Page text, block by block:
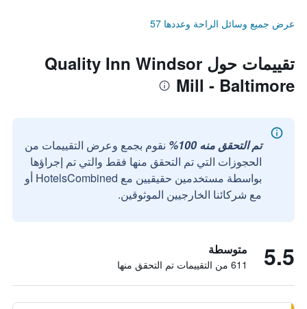
عرض جميع وسائل الراحة وعددها 57
تقييمات حول Quality Inn Windsor
Mill - Baltimore
تم التحقق منه 100%
نقوم بجمع وعرض التقييمات من
الحجوزات التي تم التحقق منها فقط والتي تم إجراؤها
بواسطة مستخدمين حقيقيين مع HotelsCombined أو
مع شركائنا الخارجيين الموثوقين.
5.5 متوسطة
611 من التقييمات تم التحقق منها